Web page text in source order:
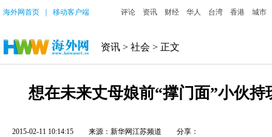
海外网首页 移动客户端 评论 资讯 财经 华人 台湾 香港 城市
资讯 > 社会 > 正文
想在未来丈母娘前“撑门面”小伙持
2015-02-11 10:14:15 来源：新华网江苏频道 分享：